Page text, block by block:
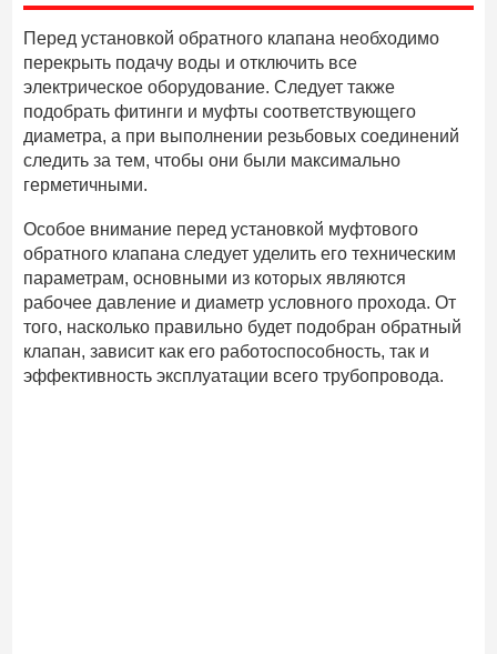
Перед установкой обратного клапана необходимо
перекрыть подачу воды и отключить все
электрическое оборудование. Следует также
подобрать фитинги и муфты соответствующего
диаметра, а при выполнении резьбовых соединений
следить за тем, чтобы они были максимально
герметичными.
Особое внимание перед установкой муфтового
обратного клапана следует уделить его техническим
параметрам, основными из которых являются
рабочее давление и диаметр условного прохода. От
того, насколько правильно будет подобран обратный
клапан, зависит как его работоспособность, так и
эффективность эксплуатации всего трубопровода.